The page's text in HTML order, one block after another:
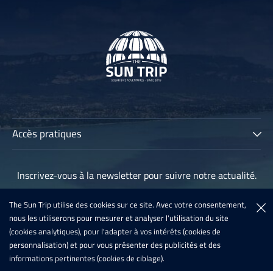
Accès pratiques
Les participants
Archives
Sun Trip France 2020
Inscription 2021
Actualités
Inscrivez-vous à la newsletter pour suivre notre actualité.
Inscription à la newsletter
The Sun Trip utilise des cookies sur ce site. Avec votre consentement,
nous les utiliserons pour mesurer et analyser l'utilisation du site
(cookies analytiques), pour l'adapter à vos intérêts (cookies de
personnalisation) et pour vous présenter des publicités et des
informations pertinentes (cookies de ciblage).